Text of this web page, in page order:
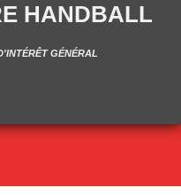
HANDBALL
GÉNÉRAL